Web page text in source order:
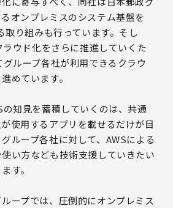
オンプレミスのシステム基盤を
取り組みも行っています。そし
ウド化をさらに推進していくた
ループ各社が利用できるクラウ
めています。
の知見を蓄積していくのは、共通
使用するアプリを載せるだけが目
ループ各社に対して、AWSによる
い方なども技術支援していきたい
す。
ープでは、圧倒的にオンプレミス